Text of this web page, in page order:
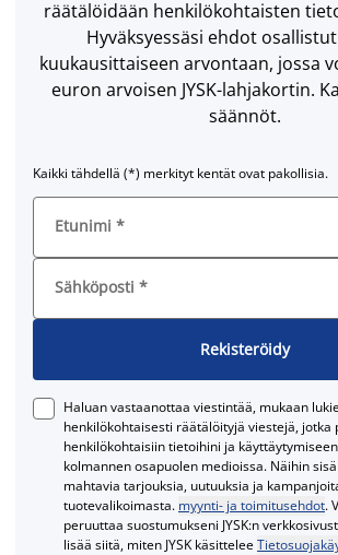
räätälöidään henkilökohtaisten
Hyväksyessäsi ehdot
kuukausittaiseen arvontaan, jossa
euron arvoisen JYSK-lahjakortin.
säännöt.
Kaikki tähdellä (*) merkityt kentät ovat pakollisia.
Etunimi *
Sähköposti *
Rekisteröidy
Haluan vastaanottaa viestintää, mukaan
henkilökohtaisesti räätälöityjä viestejä, jotka
henkilökohtaisiin tietoihini ja
kolmannen osapuolen medioissa. Näihin
mahtavia tarjouksia, uutuuksia ja
tuotevalikoimasta. myynti- ja toimitusehdot.
peruuttaa suostumukseni JYSK:n
lisää siitä, miten JYSK käsittelee